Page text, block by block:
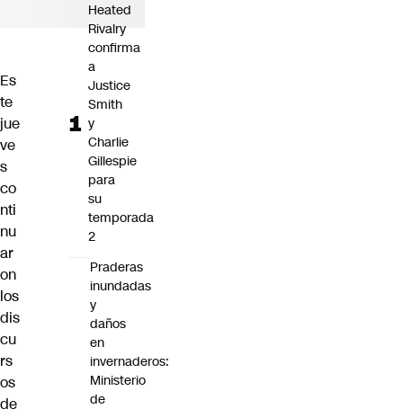
Es
te
jue
ve
s
co
nti
nu
ar
on
los
dis
cu
rs
os
de
Heated
Rivalry
confirma
a
Justice
Smith
y
Charlie
Gillespie
para
su
temporada
2
Praderas
inundadas
y
daños
en
invernaderos:
Ministerio
de